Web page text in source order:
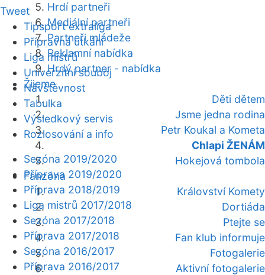
Hrdí partneři
Mediální partneři
Partneři mládeže
Reklamní nabídka
Hrdý partner - nabídka
Žijeme
Děti dětem
Jsme jedna rodina
Petr Koukal a Kometa
Chlapi ŽENÁM
Hokejová tombola
Fanzóna
Království Komety
Dortiáda
Ptejte se
Fan klub informuje
Fotogalerie
Aktivní fotogalerie
Tweet
Tipsport extraliga
Přípravná utkání
Liga mistrů
Univerzitní souboj
Návštěvnost
Tabulka
Výsledkový servis
Rozlosování a info
Sezóna 2019/2020
Příprava 2019/2020
Příprava 2018/2019
Liga mistrů 2017/2018
Sezóna 2017/2018
Příprava 2017/2018
Sezóna 2016/2017
Příprava 2016/2017